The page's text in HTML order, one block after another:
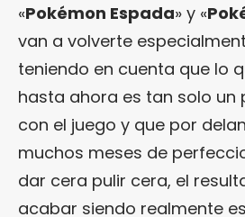
«Pokémon Espada» y «
van a volverte
teniendo en cuenta que lo
hasta ahora es tan solo
con el juego y que por
muchos meses de
dar cera pulir cera, el
acabar siendo realmente